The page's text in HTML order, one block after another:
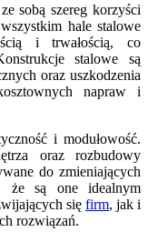
sobą szereg korzyści
hale stalowe
i trwałością, co
stalowe są
oraz uszkodzenia
napraw i
i modułowość.
oraz rozbudowy
do zmieniających
że są one idealnym
się firm, jak i
rozwiązań.